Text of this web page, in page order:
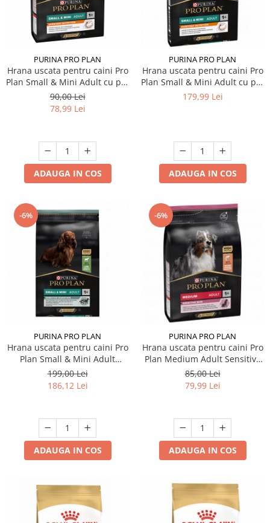
PURINA PRO PLAN
Hrana uscata pentru caini Pro
Plan Small & Mini Adult cu pui
3 kg
90,00 Lei
78,99 Lei
ADAUGA IN COS
PURINA PRO PLAN
Hrana uscata pentru caini Pro
Plan Small & Mini Adult cu pui
7 kg
179,99 Lei
ADAUGA IN COS
-6%
PURINA PRO PLAN
Hrana uscata pentru caini Pro
Plan Small & Mini Adult
Sensitive Digestion cu miel 7
kg
199,00 Lei
186,12 Lei
ADAUGA IN COS
-6%
PURINA PRO PLAN
Hrana uscata pentru caini Pro
Plan Medium Adult Sensitive
Skin cu somon 3 kg
85,00 Lei
79,99 Lei
ADAUGA IN COS